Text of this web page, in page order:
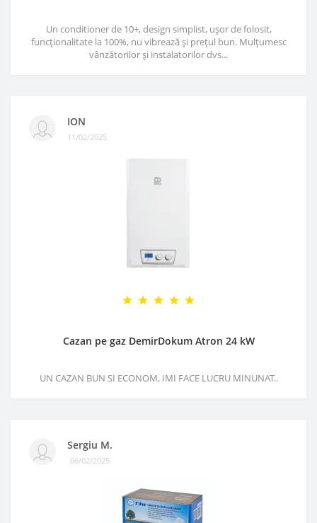
Un conditioner de 10+, design simplist, ușor de folosit,
funcționalitate la 100%, nu vibrează și prețul bun. Mulțumesc
vânzătorilor și instalatorilor dvs...
ION
11/02/2025
Cazan pe gaz DemirDokum Atron 24 kW
UN CAZAN BUN SI ECONOM, IMI FACE LUCRU MINUNAT..
Sergiu M.
06/02/2025